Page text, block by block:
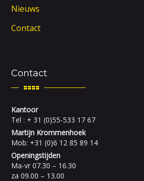
Nieuws
Contact
Contact
Kantoor
Tel : + 31 (0)55-533 17 67
Martijn Krommenhoek
Mob: +31 (0)6 12 85 89 14
Openingstijden
Ma-vr 07.30 – 16.30
za 09.00 – 13.00